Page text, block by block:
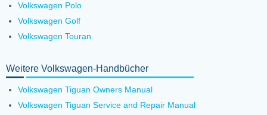
Volkswagen Polo
Volkswagen Golf
Volkswagen Touran
Weitere Volkswagen-Handbücher
Volkswagen Tiguan Owners Manual
Volkswagen Tiguan Service and Repair Manual